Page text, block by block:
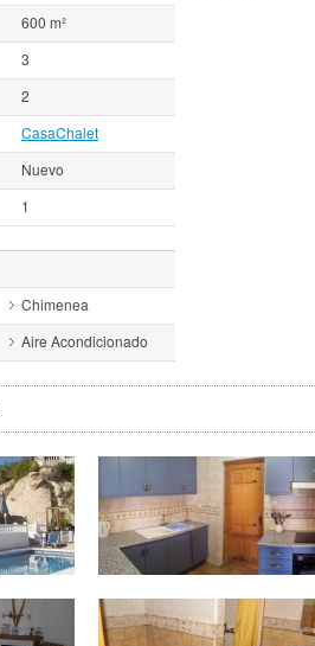
600 m²
3
2
CasaChalet
Nuevo
1
Chimenea
Aire Acondicionado